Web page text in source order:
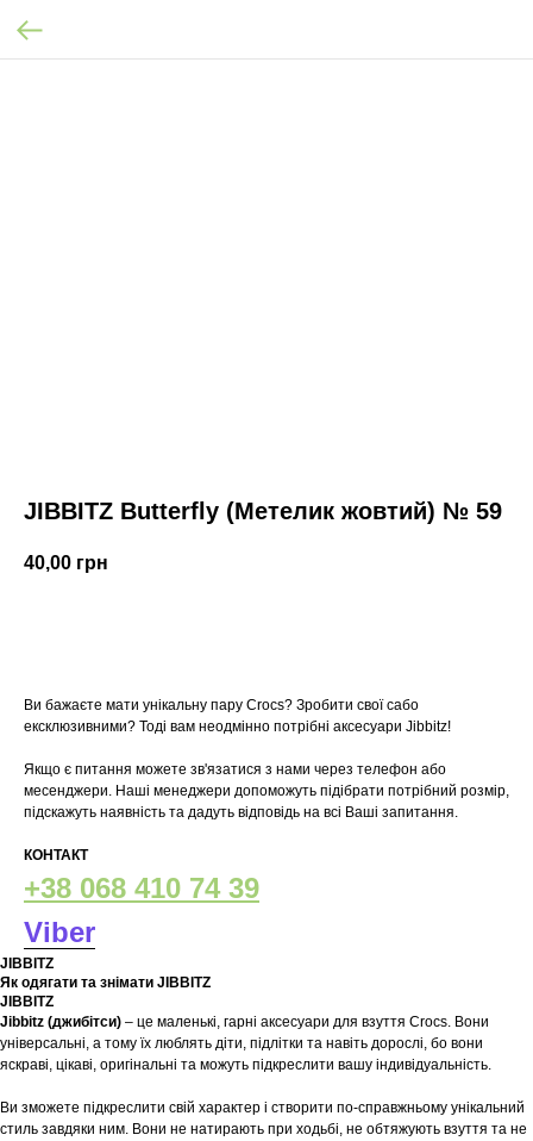
JIBBITZ Butterfly (Метелик жовтий) № 59
40,00 грн
Ви бажаєте мати унікальну пару Crocs? Зробити свої сабо
ексклюзивними? Тоді вам неодмінно потрібні аксесуари Jibbitz!
Якщо є питання можете зв'язатися з нами через телефон або
месенджери. Наші менеджери допоможуть підібрати потрібний розмір,
підскажуть наявність та дадуть відповідь на всі Ваші запитання.
КОНТАКТ
+38 068 410 74 39
Viber
JIBBITZ
Як одягати та знімати JIBBITZ
JIBBITZ
Jibbitz (джибітси) – це маленькі, гарні аксесуари для взуття Crocs. Вони
універсальні, а тому їх люблять діти, підлітки та навіть дорослі, бо вони
яскраві, цікаві, оригінальні та можуть підкреслити вашу індивідуальність.
Ви зможете підкреслити свій характер і створити по-справжньому унікальний
стиль завдяки ним. Вони не натирають при ходьбі, не обтяжують взуття та не